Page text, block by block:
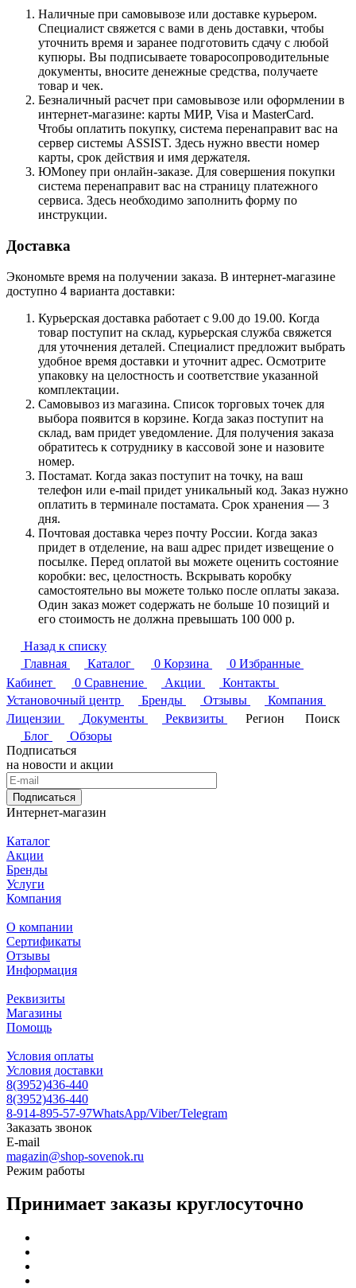
Наличные при самовывозе или доставке курьером.
Специалист свяжется с вами в день доставки, чтобы
уточнить время и заранее подготовить сдачу с любой
купюры. Вы подписываете товаросопроводительные
документы, вносите денежные средства, получаете
товар и чек.
Безналичный расчет при самовывозе или оформлении в
интернет-магазине: карты МИР, Visa и MasterCard.
Чтобы оплатить покупку, система перенаправит вас на
сервер системы ASSIST. Здесь нужно ввести номер
карты, срок действия и имя держателя.
ЮMoney при онлайн-заказе. Для совершения покупки
система перенаправит вас на страницу платежного
сервиса. Здесь необходимо заполнить форму по
инструкции.
Доставка
Экономьте время на получении заказа. В интернет-магазине
доступно 4 варианта доставки:
Курьерская доставка работает с 9.00 до 19.00. Когда
товар поступит на склад, курьерская служба свяжется
для уточнения деталей. Специалист предложит выбрать
удобное время доставки и уточнит адрес. Осмотрите
упаковку на целостность и соответствие указанной
комплектации.
Самовывоз из магазина. Список торговых точек для
выбора появится в корзине. Когда заказ поступит на
склад, вам придет уведомление. Для получения заказа
обратитесь к сотруднику в кассовой зоне и назовите
номер.
Постамат. Когда заказ поступит на точку, на ваш
телефон или e-mail придет уникальный код. Заказ нужно
оплатить в терминале постамата. Срок хранения — 3
дня.
Почтовая доставка через почту России. Когда заказ
придет в отделение, на ваш адрес придет извещение о
посылке. Перед оплатой вы можете оценить состояние
коробки: вес, целостность. Вскрывать коробку
самостоятельно вы можете только после оплаты заказа.
Один заказ может содержать не больше 10 позиций и
его стоимость не должна превышать 100 000 р.
Назад к списку
Главная
Каталог 0 Корзина 0 Избранные
Кабинет
0 Сравнение Акции
Контакты
Установочный центр
Бренды Отзывы
Компания
Лицензии
Документы Реквизиты Регион
Поиск
Блог
Обзоры
Подписаться
на новости и акции
Подписаться
Интернет-магазин
Каталог
Акции
Бренды
Услуги
Компания
О компании
Сертификаты
Отзывы
Информация
Реквизиты
Магазины
Помощь
Условия оплаты
Условия доставки
8(3952)436-440
8(3952)436-440
8-914-895-57-97WhatsApp/Viber/Telegram
Заказать звонок
E-mail
magazin@shop-sovenok.ru
Режим работы
Принимает заказы круглосуточно